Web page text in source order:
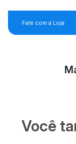
Fale com a Loja
Você